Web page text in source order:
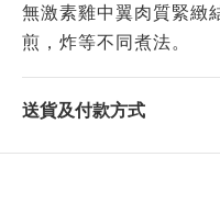
無激素雞中翼肉質緊緻
煎，炸等不同煮法。
送貨及付款方式